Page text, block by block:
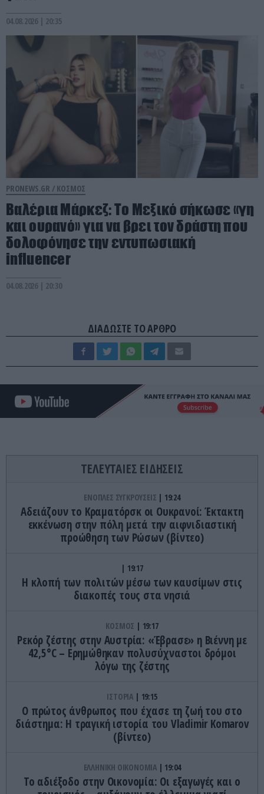
04.08.2026 | 20:35
PRONEWS.GR / ΚΟΣΜΟΣ
Βαλέρια Μάρκεζ: Το Μεξικό σήκωσε «γη
και ουρανό» για να βρει τον δράστη που
δολοφόνησε την εντυπωσιακή
influencer
04.08.2026 | 20:30
ΔΙΑΔΩΣΤΕ ΤΟ ΑΡΘΡΟ
ΤΕΛΕΥΤΑΙΕΣ ΕΙΔΗΣΕΙΣ
ΕΝΟΠΛΕΣ ΣΥΓΚΡΟΥΣΕΙΣ 19:24
Αδειάζουν το Κραματόρσκ οι Ουκρανοί: Έκτακτη
εκκένωση στην πόλη μετά την αιφνιδιαστική
προώθηση των Ρώσων (βίντεο)
19:17
Η κλοπή των πολιτών μέσω των καυσίμων στις
διακοπές τους στα νησιά
ΚΟΣΜΟΣ 19:17
Ρεκόρ ζέστης στην Αυστρία: «Έβρασε» η Βιέννη με
42,5°C – Ερημώθηκαν πολυσύχναστοι δρόμοι
λόγω της ζέστης
ΙΣΤΟΡΙΑ 19:15
Ο πρώτος άνθρωπος που έχασε τη ζωή του στο
διάστημα: Η τραγική ιστορία του Vladimir Komarov
(βίντεο)
ΕΛΛΗΝΙΚΗ ΟΙΚΟΝΟΜΙΑ 19:04
Το αδιέξοδο στην Οικονομία: Οι εξαγωγές και ο